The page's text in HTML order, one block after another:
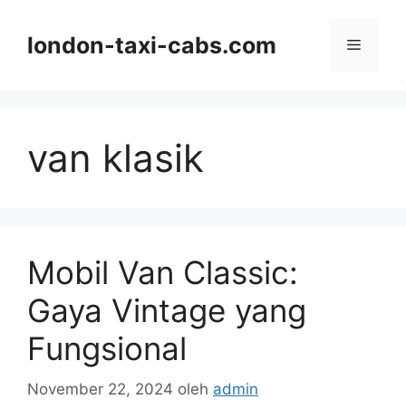
london-taxi-cabs.com Menu
van klasik
Mobil Van Classic:
Gaya Vintage yang
Fungsional
November 22, 2024 oleh admin